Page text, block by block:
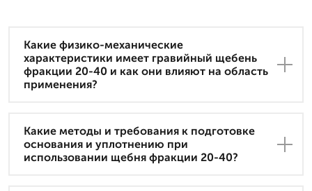
Какие физико-механические
характеристики имеет гравийный щебень
фракции 20-40 и как они влияют на область
применения?
Какие методы и требования к подготовке
основания и уплотнению при
использовании щебня фракции 20-40?